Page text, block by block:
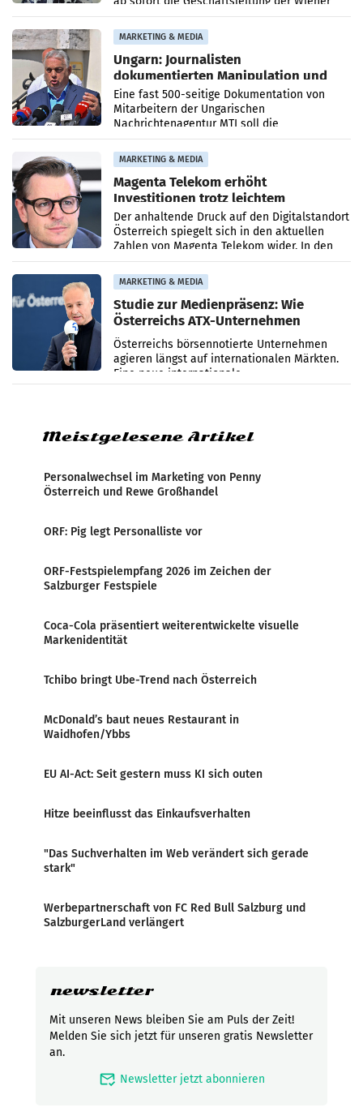
PR-Agentur an der Seite von Josef Kalina und
Anna Kalina-Mahr.
MARKETING & MEDIA
Ungarn: Journalisten
dokumentierten Manipulation und
Zensur
Eine fast 500-seitige Dokumentation von
Mitarbeitern der Ungarischen
Nachrichtenagentur MTI soll die
systematische Nachrichten-Manipulation und
Zensur bei der Agentur während der Zeit
MARKETING & MEDIA
Magenta Telekom erhöht
Investitionen trotz leichtem
Umsatzrückgang
Der anhaltende Druck auf den Digitalstandort
Österreich spiegelt sich in den aktuellen
Zahlen von Magenta Telekom wider. In den
ersten sechs Monaten des laufenden Jahres
verzeichnete
MARKETING & MEDIA
Studie zur Medienpräsenz: Wie
Österreichs ATX-Unternehmen
international wahrgenommen
werden
Österreichs börsennotierte Unternehmen
agieren längst auf internationalen Märkten.
Eine neue internationale
Medienresonanzanalyse untersucht die
Meistgelesene Artikel
Personalwechsel im Marketing von Penny
Österreich und Rewe Großhandel
ORF: Pig legt Personalliste vor
ORF-Festspielempfang 2026 im Zeichen der
Salzburger Festspiele
Coca-Cola präsentiert weiterentwickelte visuelle
Markenidentität
Tchibo bringt Ube-Trend nach Österreich
McDonald’s baut neues Restaurant in
Waidhofen/Ybbs
EU AI-Act: Seit gestern muss KI sich outen
Hitze beeinflusst das Einkaufsverhalten
"Das Suchverhalten im Web verändert sich gerade
stark"
Werbepartnerschaft von FC Red Bull Salzburg und
SalzburgerLand verlängert
newsletter
Mit unseren News bleiben Sie am Puls der Zeit!
Melden Sie sich jetzt für unseren gratis Newsletter
an.
mark_email_read Newsletter jetzt abonnieren